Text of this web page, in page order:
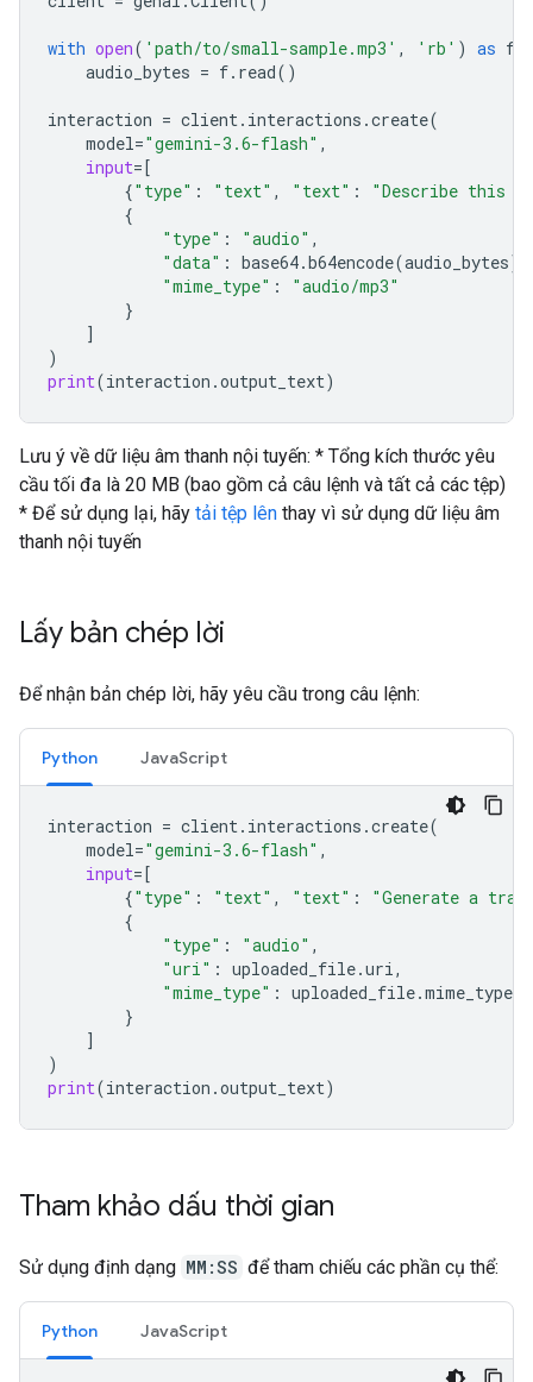
with open( 'path/to/small-sample.mp3' , 'rb' ) as f
audio_bytes = f. read()
interaction = client . interactions .create(
model="gemini-3.6-flash" ,
input=[
{"type" : "text" , "text" :
"Describe this
{
"type" : "audio" ,
"data" : base64.b64encode(audio_bytes)
"mime_type" :
"audio/mp3"
}
]
)
print(interaction .output_text)
Lưu ý về dữ liệu âm thanh nội tuyến: * Tổng kích thước yêu
cầu tối đa là 20 MB (bao gồm cả câu lệnh và tất cả các tệp)
* Để sử dụng lại, hãy tải tệp lên thay vì sử dụng dữ liệu âm
thanh nội tuyến
Lấy bản chép lời
Để nhận bản chép lời, hãy yêu cầu trong câu lệnh:
Python JavaScript
interaction = client . interactions .create(
model="gemini-3.6-flash" ,
input=[
{"type" : "text" , "text" :
"Generate a
{
"type" : "audio" ,
"uri" : uploaded_file.uri ,
"mime_type" : uploaded_file.mime_type
}
]
)
print(interaction .output_text)
Tham khảo dấu thời gian
Sử dụng định dạng MM:SS để tham chiếu các phần cụ thể:
Python JavaScript